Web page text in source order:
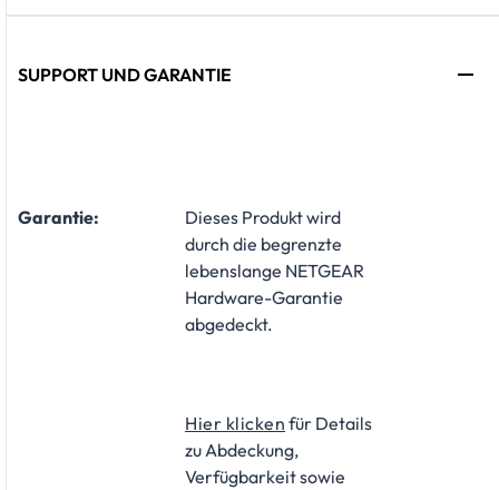
SUPPORT UND GARANTIE
Garantie:
​Dieses Produkt wird
durch die begrenzte
lebenslange NETGEAR
Hardware-Garantie
abgedeckt.
Hier klicken für Details
zu Abdeckung,
Verfügbarkeit sowie